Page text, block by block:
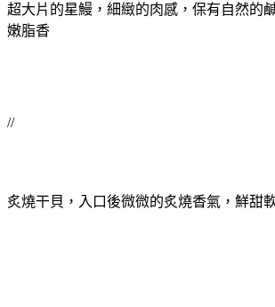
超大片的星鰻，細緻的肉感，保有自然的
嫩脂香
//
炙燒干貝，入口後微微的炙燒香氣，鮮甜